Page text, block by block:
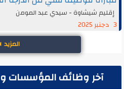
إقليم شيشاوة - سيدي عبد المومن
المزيد◄
آخر وظائف المؤسسات و